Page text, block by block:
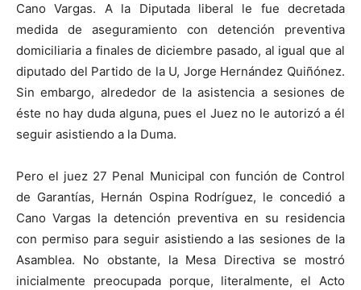
Cano Vargas. A la Diputada liberal le fue decretada
medida de aseguramiento con detención preventiva
domiciliaria a finales de diciembre pasado, al igual que al
diputado del Partido de la U, Jorge Hernández Quiñónez.
Sin embargo, alrededor de la asistencia a sesiones de
éste no hay duda alguna, pues el Juez no le autorizó a él
seguir asistiendo a la Duma.
Pero el juez 27 Penal Municipal con función de Control
de Garantías, Hernán Ospina Rodríguez, le concedió a
Cano Vargas la detención preventiva en su residencia
con permiso para seguir asistiendo a las sesiones de la
Asamblea. No obstante, la Mesa Directiva se mostró
inicialmente preocupada porque, literalmente, el Acto